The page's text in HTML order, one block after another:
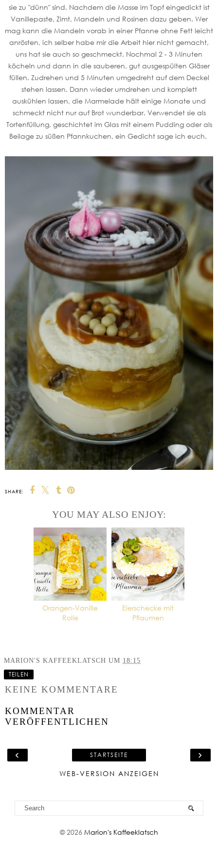
sie zu "dünn" sind. Nachdem die Masse im Topf eingedickt ist
Vanillepaste, Zimt, Mandeln und Rosinen dazu geben. Wer
mag kann die Mandeln vorab in einer Pfanne ohne Fett leicht
anrösten, ich selber habe mir die Arbeit hier nicht gemacht,
uns hat sie auch so geschmeckt. Nochmal 2 - 3 Minuten
köcheln und dann in die sauberen, gut ausgespülten Gläser
füllen. Zudrehen und 5 Minuten umgedreht auf dem Deckel
stehen lassen. Dann wieder umdrehen und komplett
auskühlen lassen, die Marmelade hält einige Monate und
schmeckt nicht nur auf Brot wunderbar. Verwendet sie als
Tortenfüllung, geschichtet im Glas mit einem Pudding oder als
Beilage zu süßen Pfannkuchen, ein Gedicht sage ich euch.
SHARE:
YOU MAY ALSO ENJOY:
Orangen-Vanille
Rolle
Eierschecke mit
Pflaumen
MARION'S KAFFEEKLATSCH UM 18:15
TEILEN
KEINE KOMMENTARE
KOMMENTAR
VERÖFFENTLICHEN
‹ ›
STARTSEITE
WEB-VERSION ANZEIGEN
©2026 Marion's Kaffeeklatsch